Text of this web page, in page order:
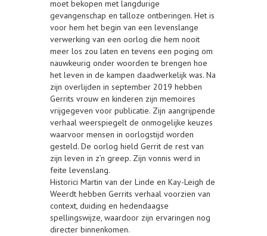
moet bekopen met langdurige
gevangenschap en talloze ontberingen. Het is
voor hem het begin van een levenslange
verwerking van een oorlog die hem nooit
meer los zou laten en tevens een poging om
nauwkeurig onder woorden te brengen hoe
het leven in de kampen daadwerkelijk was. Na
zijn overlijden in september 2019 hebben
Gerrits vrouw en kinderen zijn memoires
vrijgegeven voor publicatie. Zijn aangrijpende
verhaal weerspiegelt de onmogelijke keuzes
waarvoor mensen in oorlogstijd worden
gesteld. De oorlog hield Gerrit de rest van
zijn leven in z’n greep. Zijn vonnis werd in
feite levenslang.
Historici Martin van der Linde en Kay-Leigh de
Weerdt hebben Gerrits verhaal voorzien van
context, duiding en hedendaagse
spellingswijze, waardoor zijn ervaringen nog
directer binnenkomen.